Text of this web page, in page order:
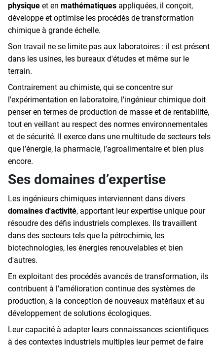
physique et en mathématiques appliquées, il conçoit,
développe et optimise les procédés de transformation
chimique à grande échelle.
Son travail ne se limite pas aux laboratoires : il est présent
dans les usines, les bureaux d'études et même sur le
terrain.
Contrairement au chimiste, qui se concentre sur
l'expérimentation en laboratoire, l'ingénieur chimique doit
penser en termes de production de masse et de rentabilité,
tout en veillant au respect des normes environnementales
et de sécurité. Il exerce dans une multitude de secteurs tels
que l’énergie, la pharmacie, l’agroalimentaire et bien plus
encore.
Ses domaines d’expertise
Les ingénieurs chimiques interviennent dans divers
domaines d'activité, apportant leur expertise unique pour
résoudre des défis industriels complexes. Ils travaillent
dans des secteurs tels que la pétrochimie, les
biotechnologies, les énergies renouvelables et bien
d'autres.
En exploitant des procédés avancés de transformation, ils
contribuent à l’amélioration continue des systèmes de
production, à la conception de nouveaux matériaux et au
développement de solutions écologiques.
Leur capacité à adapter leurs connaissances scientifiques
à des contextes industriels multiples leur permet de faire